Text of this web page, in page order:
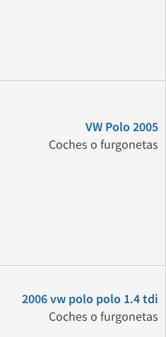
VW Polo 2005
Coches o furgonetas
2006 vw polo polo 1.4 tdi
Coches o furgonetas